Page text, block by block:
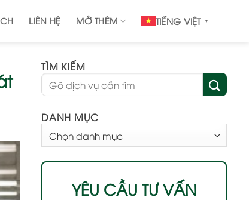
LIÊN HỆ MỞ THÊM TIẾNG VIỆT ▼
TÌM KIẾM
DANH MỤC
MỤC
YÊU CẦU TƯ VẤN